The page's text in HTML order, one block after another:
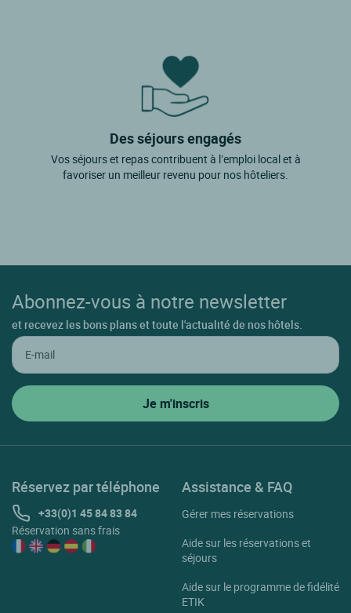
Le Sequestre
Mazamet
Mirandol Bourgnounac
Monesties
Murat Sur Vebre
Nages
Pont De L'arn
Puylaurens
Rabastens
Des séjours engagés
Vos séjours et repas contribuent à l’emploi local et à
favoriser un meilleur revenu pour nos hôteliers.
Abonnez-vous à notre newsletter
et recevez les bons plans et toute l'actualité de nos hôtels.
Réservez par téléphone
+33(0)1 45 84 83 84
Réservation sans frais
Assistance & FAQ
Gérer mes réservations
Aide sur les réservations et
séjours
Aide sur le programme de fidélité
ETIK